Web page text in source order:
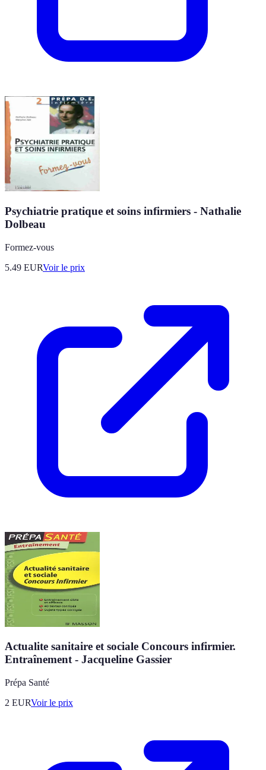
Psychiatrie pratique et soins infirmiers - Nathalie
Dolbeau
Formez-vous
5.49 EURVoir le prix
Actualite sanitaire et sociale Concours infirmier.
Entraînement - Jacqueline Gassier
Prépa Santé
2 EURVoir le prix